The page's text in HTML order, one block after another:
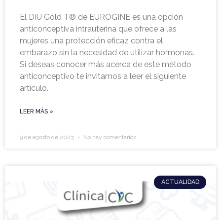
El DIU Gold T® de EUROGINE es una opción
anticonceptiva intrauterina que ofrece a las
mujeres una protección eficaz contra el
embarazo sin la necesidad de utilizar hormonas.
Si deseas conocer más acerca de este método
anticonceptivo te invitamos a leer el siguiente
artículo.
LEER MÁS »
9 de agosto de 2023 No hay comentarios
ACTUALIDAD